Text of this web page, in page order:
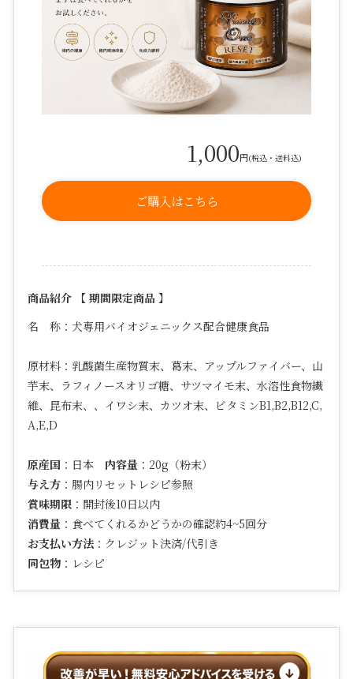
1,000円(税込・送料込)
ご購入はこちら
商品紹介 【 期間限定商品 】
名 称：犬専用バイオジェニックス配合健康食品
原材料： 乳酸菌生産物質末、葛末、アップルファイバー、山
芋末、ラフィノースオリゴ糖、サツマイモ末、水溶性食物繊
維、昆布末、、イワシ末、カツオ末、ビタミンB1,B2,B12,C,
A,E,D
原産国：日本 内容量：20g（粉末）
与え方：腸内リセットレシピ参照
賞味期限：開封後10日以内
消費量：食べてくれるかどうかの確認約4~5回分
お支払い方法：クレジット決済/代引き
同包物：レシピ